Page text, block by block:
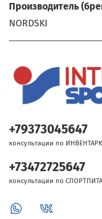
Производитель
NORDSKI
+79373045647
консультации по
+73472725647
консультации по